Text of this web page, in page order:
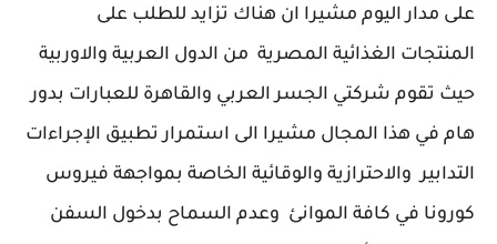
على مدار اليوم مشيرا ان هناك تزايد للطلب على
المنتجات الغذائية المصرية من الدول العربية والاوربية
حيث تقوم شركتي الجسر العربي والقاهرة للعبارات بدور
هام في هذا المجال مشيرا الى استمرار تطبيق الإجراءات
التدابير والاحترازية والوقائية الخاصة بمواجهة فيروس
كورونا في كافة الموانئ وعدم السماح بدخول السفن